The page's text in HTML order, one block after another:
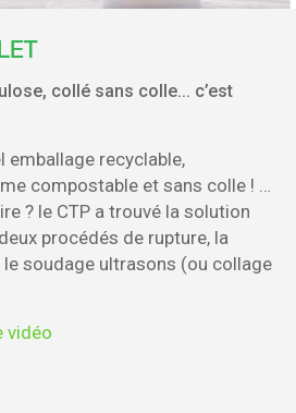
collé sans colle... c’est
emballage recyclable,
compostable et sans colle ! …
? le CTP a trouvé la solution
procédés de rupture, la
soudage ultrasons (ou collage
vidéo